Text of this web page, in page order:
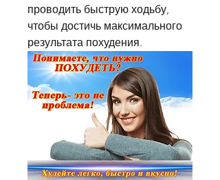
проводить быструю ходьбу,
чтобы достичь максимального
результата похудения.